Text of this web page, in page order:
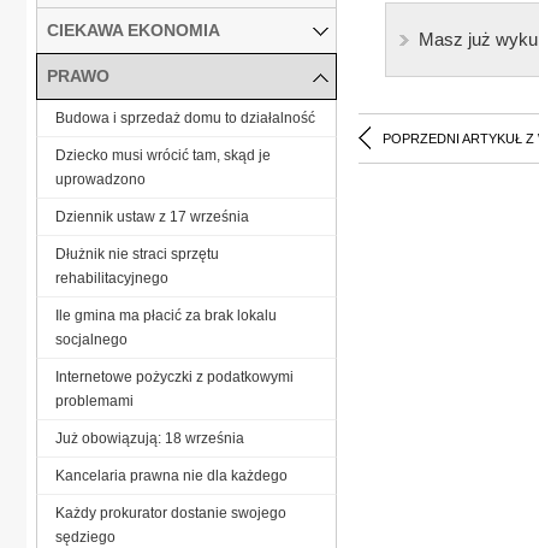
Masz już
POPRZEDNI ARTYKUŁ Z
CIEKAWA EKONOMIA
PRAWO
Budowa i sprzedaż domu to działalność
Dziecko musi wrócić tam, skąd je
uprowadzono
Dziennik ustaw z 17 września
Dłużnik nie straci sprzętu
rehabilitacyjnego
Ile gmina ma płacić za brak lokalu
socjalnego
Internetowe pożyczki z podatkowymi
problemami
Już obowiązują: 18 września
Kancelaria prawna nie dla każdego
Każdy prokurator dostanie swojego
sędziego